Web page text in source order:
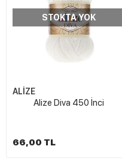
STOKTA YOK
ALİZE
Alize Diva 450 İnci
66,00 TL